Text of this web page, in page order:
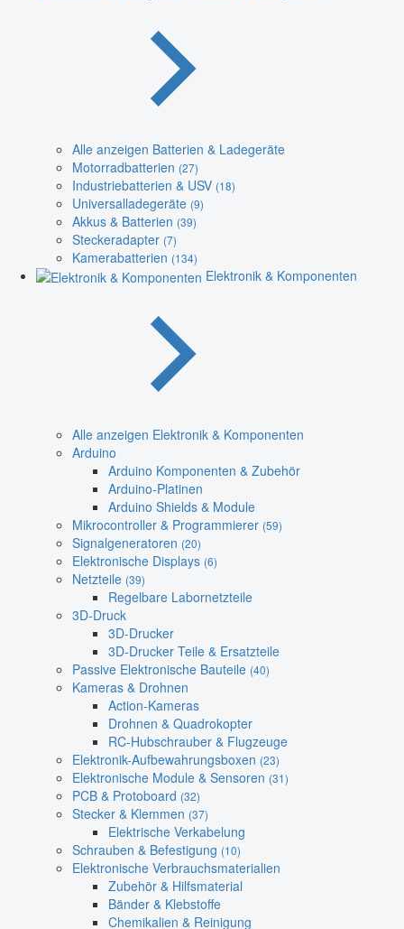
Alle anzeigen Batterien & Ladegeräte
Motorradbatterien (27)
Industriebatterien & USV (18)
Universalladegeräte (9)
Akkus & Batterien (39)
Steckeradapter (7)
Kamerabatterien (134)
Elektronik & Komponenten
Alle anzeigen Elektronik & Komponenten
Arduino
Arduino Komponenten & Zubehör
Arduino-Platinen
Arduino Shields & Module
Mikrocontroller & Programmierer (59)
Signalgeneratoren (20)
Elektronische Displays (6)
Netzteile (39)
Regelbare Labornetzteile
3D-Druck
3D-Drucker
3D-Drucker Teile & Ersatzteile
Passive Elektronische Bauteile (40)
Kameras & Drohnen
Action-Kameras
Drohnen & Quadrokopter
RC-Hubschrauber & Flugzeuge
Elektronik-Aufbewahrungsboxen (23)
Elektronische Module & Sensoren (31)
PCB & Protoboard (32)
Stecker & Klemmen (37)
Elektrische Verkabelung
Schrauben & Befestigung (10)
Elektronische Verbrauchsmaterialien
Zubehör & Hilfsmaterial
Bänder & Klebstoffe
Chemikalien & Reinigung